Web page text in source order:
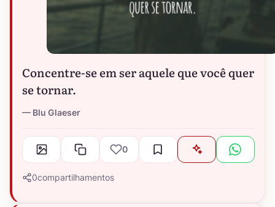
Concentre-se em ser aquele que você quer
se tornar.
Blu Glaeser
0
0compartilhamentos